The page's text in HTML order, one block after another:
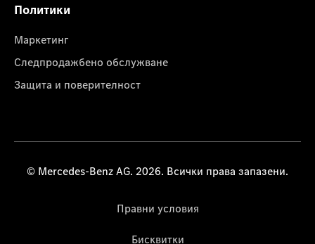
Политики
Маркетинг
Следпродажбено обслужване
Защита и поверителност
© Mercedes-Benz AG. 2026. Всички права запазени.
Правни условия
Бисквитки